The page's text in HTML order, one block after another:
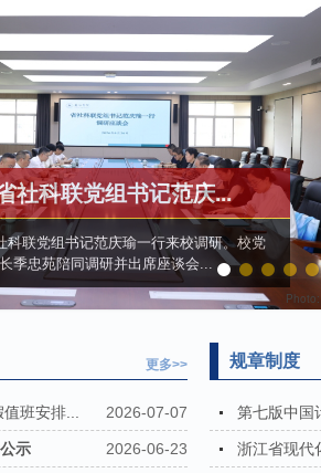
社科联党组书记范庆...
科联党组书记范庆瑜一行来校调研。校党
季忠苑陪同调研并出席座谈会...
更多>>
班安排... 2026-07-07
示 2026-06-23
规章制度
第七版中国
浙江省现代